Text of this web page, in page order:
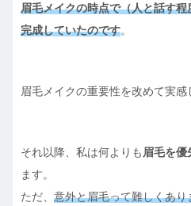
眉毛メイクの時点で（人と話す
完成していたのです。
眉毛メイクの重要性を改めて実感
それ以降、私は何よりも 眉毛を優
ます。
ただ、 意外と眉毛って難しくあり